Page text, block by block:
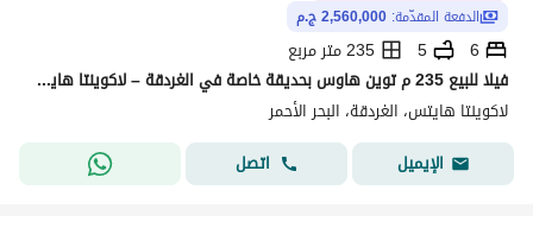
الدفعة المقدّمة: 2,560,000 ج.م
6
5
235 متر مربع
فيلا للبيع 235 م توين هاوس بحديقة خاصة في الغردقة – لاكوينتا هايتس - موقع مميز
لاكوينتا هايتس، الغردقة، البحر الأحمر
الإيميل
اتصل